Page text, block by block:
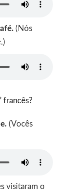
(Nós
francês?
(Vocês
visitaram o